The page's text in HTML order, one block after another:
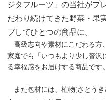
ジタフルーツ」の当社がプ
だわり続けてきた野菜・果
プしてひとつの商品に。
高級志向や素材にこだわる方
家庭でも「いつもより少し贅沢
る幸福感をお届けする商品です。
また包材には、植物(さとう